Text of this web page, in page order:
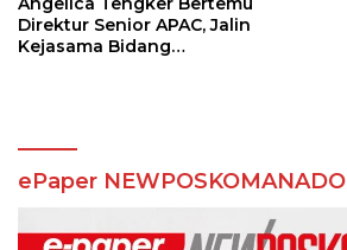
Direktur Senior APAC, Jalin
Kejasama Bidang
ePaper NEWPOSKOMANADO